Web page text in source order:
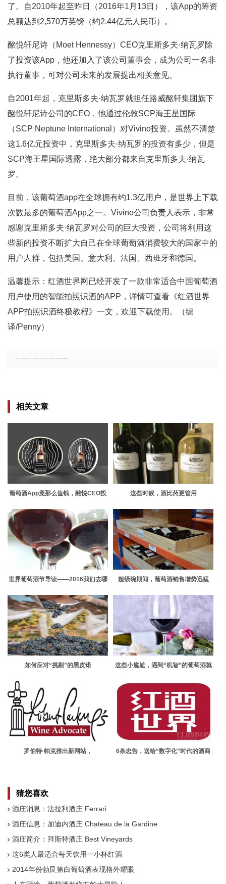
了。自2010年起至昨日（2016年1月13日），该App的筹资
总额达到2,570万英镑（约2.44亿元人民币）。
酩悦轩尼诗（Moet Hennessy）CEO克里斯多夫·纳瓦罗除
了投资该App，他还加入了该公司董事会，成为公司一名非
执行董事，可对公司未来的发展提出相关意见。
自2001年起，克里斯多夫·纳瓦罗就担任路威酩轩集团旗下
酩悦轩尼诗公司的CEO，他通过伦敦SCP海王星国际
（SCP Neptune International）对Vivino投资。虽然不清楚
这1.6亿元投资中，克里斯多夫·纳瓦罗的投资有多少，但是
SCP海王星国际透露，绝大部分都来自克里斯多夫·纳瓦
罗。
目前，该葡萄酒app在全球拥有约1.3亿用户，是世界上下载
次数最多的葡萄酒App之一。Vivino公司负责人表示，非常
感谢克里斯多夫·纳瓦罗对公司的巨大投资，公司将利用这
些新的投资不断扩大自己在全球葡萄酒消费较大的国家中的
用户人群，包括美国、意大利、法国、西班牙和德国。
温馨提示：红酒世界网已经开发了一款非常适合中国葡萄酒
用户使用的智能拍照识酒的APP，详情可查看《红酒世界
APP拍照识酒终极教程》一文，欢迎下载使用。（编
译/Penny）
郑重声明：文章仅代表原作者观点，不代表本站立场；如有侵权、违规，可直接反馈本站，我们将会作修改或删除处理。
相关文章
葡萄酒App竟那么值钱，酩悦CEO投
这些时候，酒比药更管用
世界葡萄酒节导读——2016我们去哪
超级碗期间，葡萄酒销售增势迅猛
如何应对“挑剔”的黑皮诺
这些小尴尬，遇到“机智”的葡萄酒就
罗伯特·帕克推出新网站，
6条忠告，送给“数字化”时代的酒商
猜您喜欢
酒庄消息：法拉利酒庄 Ferrari
酒庄信息：加迪内酒庄 Chateau de la Gardine
酒庄简介：拜斯特酒庄 Best Vineyards
这6类人最适合每天饮用一小杯红酒
2014年份勃艮第白葡萄酒表现格外耀眼